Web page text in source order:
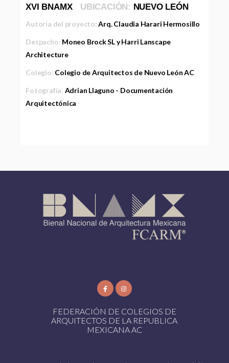
XVI BNAMX UBICACIÓN: NUEVO LEÓN
Autoría del proyecto:Arq. Claudia Harari Hermosillo
Despacho: Moneo Brock SL y Harri Lanscape
Architecture
Colegio: Colegio de Arquitectos de Nuevo León AC
Fotografía: Adrian Llaguno - Documentación
Arquitectónica
FEDERACIÓN DE COLEGIOS DE
ARQUITECTOS DE LA REPUBLICA
MEXICANA AC